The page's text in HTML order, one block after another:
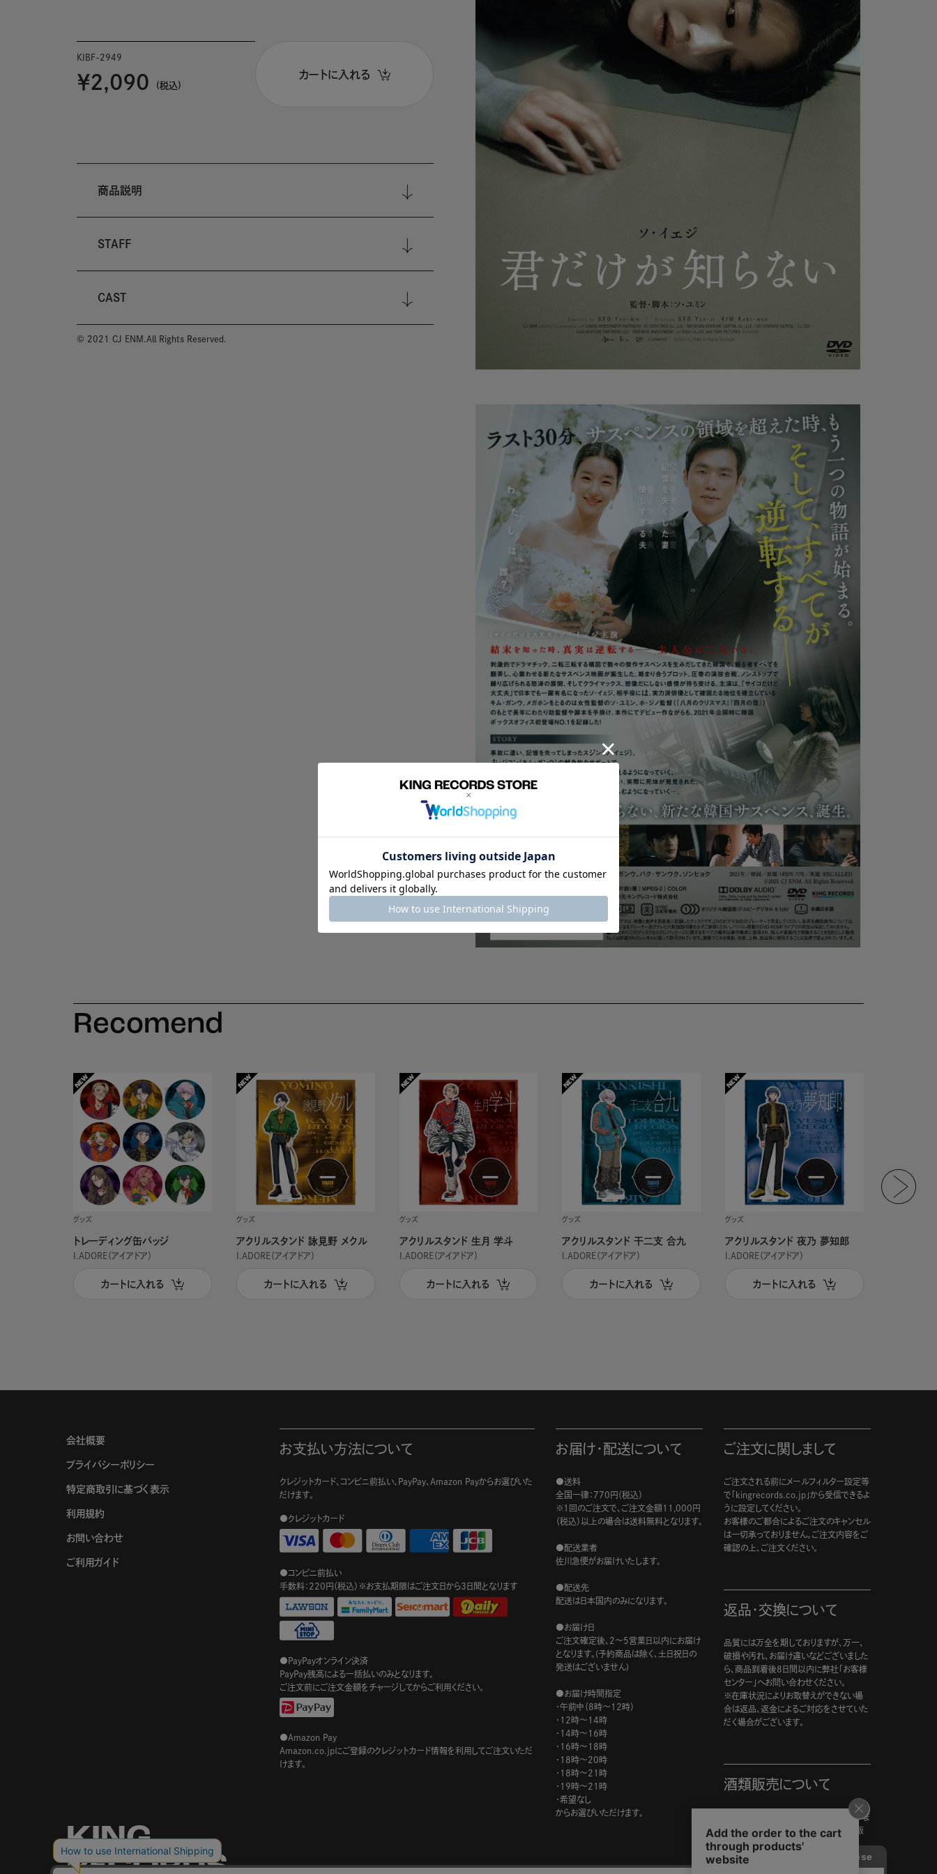
KIBF-2949
￥2,090 (税込)
カートに入れる
商品説明
STAFF
CAST
© 2021 CJ ENM.All Rights Reserved.
Recomend
グッズ
トレーディング缶バッジ
I.ADORE（アイアドア）
カートに入れる
グッズ
アクリルスタンド 詠見野 メクル
I.ADORE（アイアドア）
カートに入れる
グッズ
アクリルスタンド 生月 学斗
I.ADORE（アイアドア）
カートに入れる
グッズ
アクリルスタンド 干二支 合九
I.ADORE（アイアドア）
カートに入れる
グッズ
アクリルスタンド 夜乃 夢知郎
I.ADORE（アイアドア）
カートに入れる
会社概要
プライバシーポリシー
特定商取引に基づく表示
利用規約
お問い合わせ
ご利用ガイド
KING
RECORDS
お支払い方法について
クレジットカード、コンビニ前払い、PayPay、Amazon Payからお選びいた
だけます。
●クレジットカード
●コンビニ前払い
手数料：220円（税込）※お支払期限はご注文日から3日間となります
●PayPayオンライン決済
PayPay残高による一括払いのみとなります。
ご注文前にご注文金額をチャージしてからご利用ください。
●Amazon Pay
Amazon.co.jpにご登録のクレジットカード情報を利用してご注文いただ
けます。
お届け・配送について
●送料
全国一律：770円（税込）
※1回のご注文で、ご注文金額11,000円
（税込）以上の場合は送料無料となります。
●配送業者
佐川急便がお届けいたします。
●配送先
配送は日本国内のみになります。
●お届け日
ご注文確定後、2～5営業日以内にお届け
となります。(予約商品は除く、土日祝日の
発送はございません)
●お届け時間指定
・午前中（8時～12時）
・12時～14時
・14時～16時
・16時～18時
・18時～20時
・18時～21時
・19時～21時
・希望なし
からお選びいただけます。
ご注文に関しまして
ご注文される前にメールフィルター設定等
で「kingrecords.co.jp」から受信できるよ
うに設定してください。
お客様のご都合によるご注文のキャンセル
は一切承っておりません。ご注文内容をご
確認の上、ご注文ください。
返品・交換について
品質には万全を期しておりますが、万一、
破損や汚れ、お届け違いなどございました
ら、商品到着後8日間以内に弊社「お客様
センター」へお問い合わせください。
※在庫状況によりお取替えができない場
合は返品、返金によるご対応をさせていた
だく場合がございます。
酒類販売について
20歳未満の飲酒は法律で禁止されていま
す。年齢が確認できない場合は酒類を販
売いたしません。